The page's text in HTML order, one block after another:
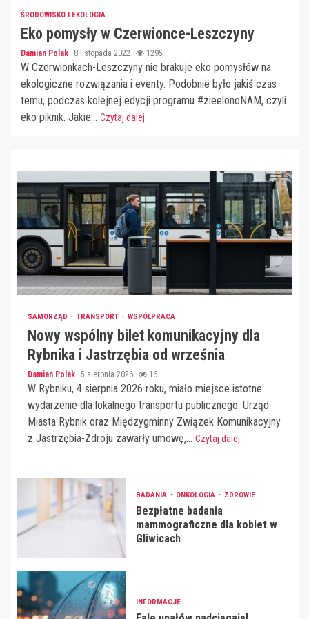
ŚRODOWISKO I EKOLOGIA
Eko pomysły w Czerwionce-Leszczyny
Damian Polak 8 listopada 2022 1295
W Czerwionkach-Leszczyny nie brakuje eko pomysłów na
ekologiczne rozwiązania i eventy. Podobnie było jakiś czas
temu, podczas kolejnej edycji programu #zieelonoNAM, czyli
eko piknik. Jakie... Czytaj dalej
SAMORZĄD TRANSPORT WSPÓŁPRACA
Nowy wspólny bilet komunikacyjny dla
Rybnika i Jastrzębia od września
Damian Polak 5 sierpnia 2026 16
W Rybniku, 4 sierpnia 2026 roku, miało miejsce istotne
wydarzenie dla lokalnego transportu publicznego. Urząd
Miasta Rybnik oraz Międzygminny Związek Komunikacyjny
z Jastrzębia-Zdroju zawarły umowę,... Czytaj dalej
BADANIA ONKOLOGIA ZDROWIE
Bezpłatne badania
mammograficzne dla kobiet w
Gliwicach
INFORMACJE